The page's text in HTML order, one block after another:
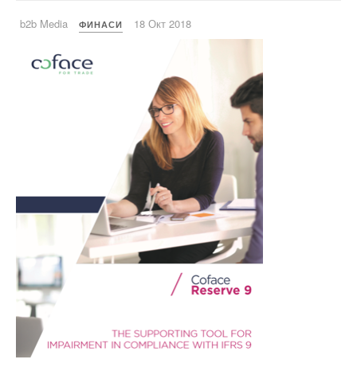
b2b Media ФИНАСИ 18 Окт 2018